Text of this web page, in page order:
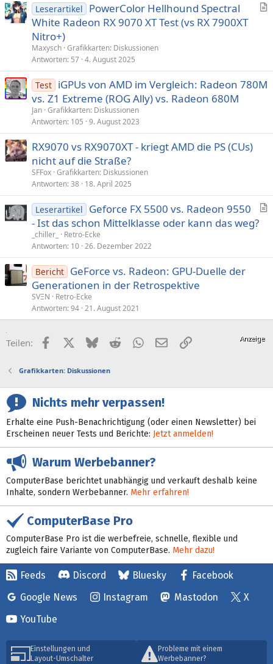
e
Leserartikel
PowerColor Hellhound Spectral
White Radeon RX 9070 XT Test (vs RX 7900XT
Nitro+)
Maxysch Grafikkarten: Diskussionen
Antworten 57 4. August 2025
Test iGPUs von AMD im Vergleich: Radeon 780M
vs. Z1 Extreme (ROG Ally) vs. Radeon 680M
Jan Grafikkarten: Diskussionen
Antworten 105 9. August 2023
RX9070 vs RX9070XT - kriegt AMD die PS (CUs)
nicht auf die Straße?
SFFox Grafikkarten: Diskussionen
Antworten 38 18. April 2025
k
Leserartikel
Geforce FX 5500 vs. Radeon 9550
- Ist das schon Mittelklasse oder kann das weg?
_chiller_
Retro-Ecke
Antworten 10 26. Dezember 2022
Bericht GeForce vs. Radeon: GPU-Duelle der
Generationen in der Retrospektive
SVΞN
Retro-Ecke
Antworten 94 21. August 2021
Teilen: FacebookX (Twitter)
BlueskyRedditWhatsApp
E-MailLink
Grafikkarten: Diskussionen
Nichts mehr verpassen!
Erhalte eine Push-Benachrichtigung (oder einen Newsletter) bei
Erscheinen neuer Tests und Berichte: Jetzt anmelden!
Warum Werbebanner?
ComputerBase berichtet unabhängig und verkauft deshalb keine
Inhalte, sondern Werbebanner. Mehr erfahren!
ComputerBase Pro
ComputerBase Pro ist die werbefreie, schnelle, flexible und
zugleich faire Variante von ComputerBase. Mehr dazu!
Feeds Discord Bluesky
Facebook
Google News
Instagram Mastodon
X
YouTube
Einstellungen und
Layout-Umschalter
Probleme mit einem
Werbebanner?